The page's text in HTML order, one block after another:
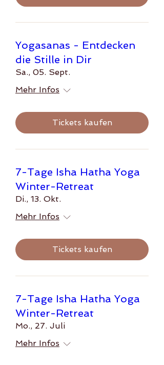
Yogasanas - Entdecken
die Stille in Dir
Sa., 05. Sept.
Mehr Infos
Tickets kaufen
7-Tage Isha Hatha Yoga
Winter-Retreat
Di., 13. Okt.
Mehr Infos
Tickets kaufen
7-Tage Isha Hatha Yoga
Winter-Retreat
Mo., 27. Juli
Mehr Infos